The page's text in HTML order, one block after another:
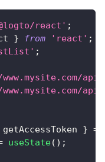
react' ;
} from 'react' ;
;
getAccessToken } =
useState( ) ;